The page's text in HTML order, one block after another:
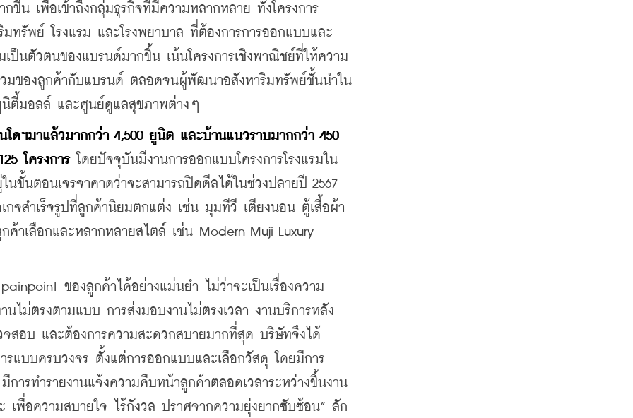
น เพื่อเข้าถึงกลุ่มธุรกิจที่มีความหลากหลาย ทั้งโครงการ
มทรัพย์ โรงแรม และโรงพยาบาล ที่ต้องการการออกแบบและ
ป็นตัวตนของแบรนด์มากขึ้น เน้นโครงการเชิงพาณิชย์ที่ให้ความ
มของลูกค้ากับแบรนด์ ตลอดจนผู้พัฒนาอสังหาริมทรัพย์ชั้นนำใน
นิตี้มอลล์ และศูนย์ดูแลสุขภาพต่างๆ
โดฯมาแล้วมากกว่า 4,500 ยูนิต และบ้านแนวราบมากกว่า 450
โครงการ โดยปัจจุบันมีงานการออกแบบโครงการโรงแรมใน
ขั้นตอนเจรจาคาดว่าจะสามารถปิดดีลได้ในช่วงปลายปี 2567
จสำเร็จรูปที่ลูกค้านิยมตกแต่ง เช่น มุมทีวี เตียงนอน ตู้เสื้อผ้า
าเลือกและหลากหลายสไตล์ เช่น Modern Muji Luxury
ของลูกค้าได้อย่างแม่นยำ ไม่ว่าจะเป็นเรื่องความ
นไม่ตรงตามแบบ การส่งมอบงานไม่ตรงเวลา งานบริการหลัง
สอบ และต้องการความสะดวกสบายมากที่สุด บริษัทจึงได้
รแบบครบวงจร ตั้งแต่การออกแบบและเลือกวัสดุ โดยมีการ
ารทำรายงานแจ้งความคืบหน้าลูกค้าตลอดเวลาระหว่างขึ้นงาน
เพื่อความสบายใจ ไร้กังวล ปราศจากความยุ่งยากซับซ้อน” ลัก